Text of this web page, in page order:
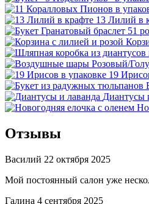
13 Лилий в
19
Диантусы
Отзывы
Василий 22 октября 2025
Мой постоянный салон уже
Галина 4 сентября 2025